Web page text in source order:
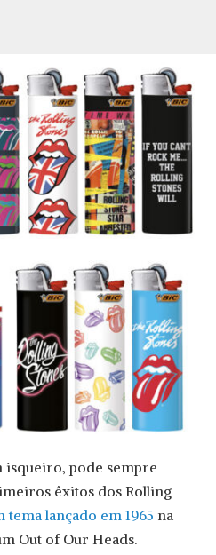
isqueiro, pode sempre
êxitos dos Rolling
lançado em 1965 na
Out of Our Heads.